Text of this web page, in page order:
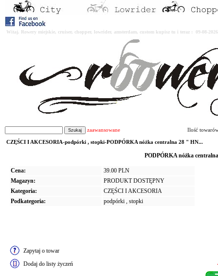
Witaj. Rowery miejskie, cruiser, chopper, lowrider, amsterdam, custom kupisz tu i teraz : 09-08-
zaawansowane Ilość
CZĘŚCI I AKCESORIA-podpórki , stopki-PODPÓRKA nóżka centralna 28 " HN...
PODPÓRKA nóżka
Cena:
39.00 PLN
Magazyn:
PRODUKT DOSTĘPNY
Kategoria:
CZĘŚCI I AKCESORIA
Podkategoria:
podpórki , stopki
Zapytaj o towar
Dodaj do listy życzeń